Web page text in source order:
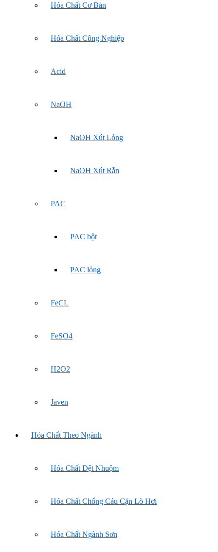
Hóa Chất Cơ Bản
Hóa Chất Công Nghiệp
Acid
NaOH
NaOH Xút Lỏng
NaOH Xút Rắn
PAC
PAC bột
PAC lỏng
FeCL
FeSO4
H2O2
Javen
Hóa Chất Theo Ngành
Hóa Chất Dệt Nhuộm
Hóa Chất Chống Cáu Cặn Lò Hơi
Hóa Chất Ngành Sơn